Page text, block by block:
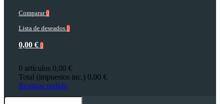
Comparar 0
Lista de deseados 0
0,00 € 0
0 artículos 0,00 €
Total (impuestos inc.) 0,00 €
Realizar pedido